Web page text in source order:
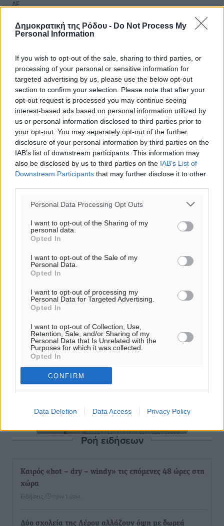
Δημοκρατική της Ρόδου - Do Not Process My
Personal Information
If you wish to opt-out of the sale, sharing to third parties, or
processing of your personal or sensitive information for
targeted advertising by us, please use the below opt-out
section to confirm your selection. Please note that after your
opt-out request is processed you may continue seeing
interest-based ads based on personal information utilized by
us or personal information disclosed to third parties prior to
your opt-out. You may separately opt-out of the further
disclosure of your personal information by third parties on the
IAB’s list of downstream participants. This information may
also be disclosed by us to third parties on the IAB’s List of
Downstream Participants that may further disclose it to other
Personal Data Processing Opt Outs
I want to opt-out of the Sharing of my
personal data.
Opted In
I want to opt-out of the Sale of my
Personal Data.
Opted In
I want to opt-out of processing my
Personal Data for Targeted Advertising.
Opted In
I want to opt-out of Collection, Use,
Retention, Sale, and/or Sharing of my
Personal Data that Is Unrelated with the
Purposes for which it was collected.
Opted In
CONFIRM
Data Deletion Data Access Privacy Policy
ΔΕ
ΤΡ
29
Ροή ειδήσεων
Καιρός «hot – dry – windy» τις επόμενες 48 ώρες στη
χώρα
Ειδήσεις πριν 1 ώρα
Δύο σχολεία της Λέρου αλλάζουν όψη με δωρεά